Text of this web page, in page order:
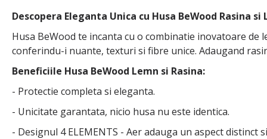
Descopera Eleganta Unica cu Husa BeWood Rasina
Husa BeWood te incanta cu o combinatie inovatoare de
conferindu-i nuante, texturi si fibre unice. Adaugand
Beneficiile Husa BeWood Lemn si Rasina:
- Protectie completa si eleganta.
- Unicitate garantata, nicio husa nu este identica.
- Designul 4 ELEMENTS - Aer adauga un aspect distinct